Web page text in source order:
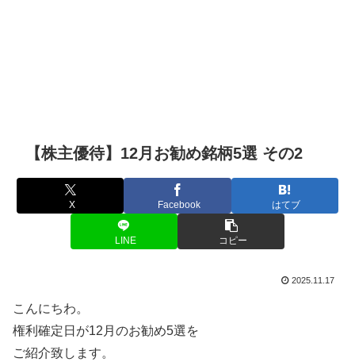
【株主優待】12月お勧め銘柄5選 その2
X Facebook はてブ
LINE コピー
2025.11.17
こんにちわ。
権利確定日が12月のお勧め5選を
ご紹介致します。